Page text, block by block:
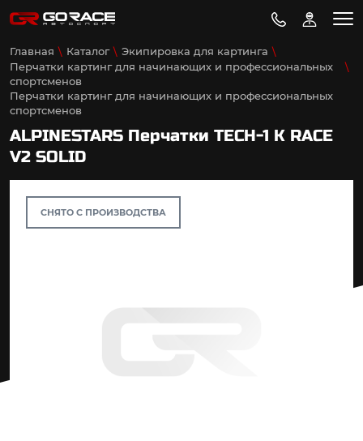
Главная Каталог
Экипировка для картинга
Перчатки картинг для начинающих и профессиональных
спортсменов
Перчатки картинг для начинающих и профессиональных
спортсменов
ALPINESTARS Перчатки TECH-1 K RACE
V2 SOLID
СНЯТО С ПРОИЗВОДСТВА